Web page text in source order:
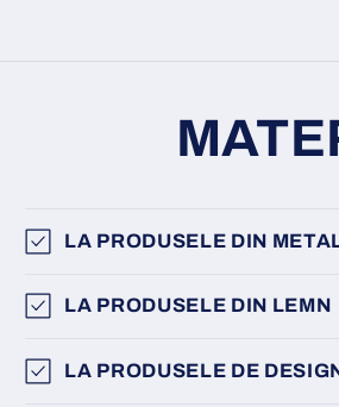
LA PRODUSELE DIN
LA PRODUSELE DIN LEMN
LA PRODUSELE DE